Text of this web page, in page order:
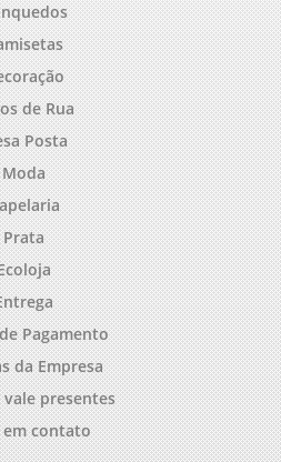
de Rua
Posta
Moda
Prata
Pagamento
da Empresa
presentes
contato